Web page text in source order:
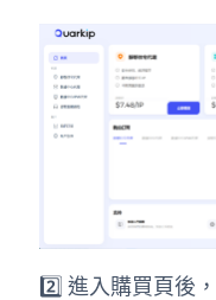
2️⃣ 進入購買頁後